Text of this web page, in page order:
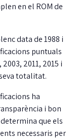
en el ROM de
data de 1988 i
puntuals
2011, 2015 i
totalitat.
ha
i bon
que els
necessaris per